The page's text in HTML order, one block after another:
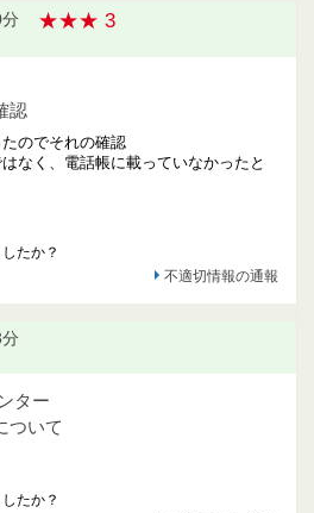
★★★ 3
認
のでそれの確認
なく、電話帳に載っていなかったと
たか？
不適切情報の通報
ター
ついて
たか？